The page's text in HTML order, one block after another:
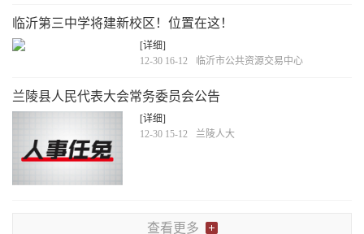
临沂第三中学将建新校区！位置在这！
[详细]
12-30 16-12
临沂市公共资源交易中心
兰陵县人民代表大会常务委员会公告
[详细]
12-30 15-12
兰陵人大
查看更多